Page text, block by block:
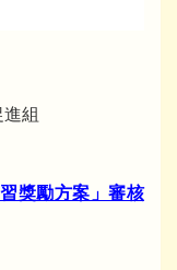
組
獎勵方案」審核